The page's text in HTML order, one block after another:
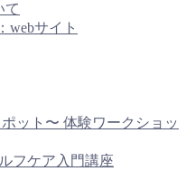
て
webサイト
ット〜 体験ワークショッ
フケア入門講座